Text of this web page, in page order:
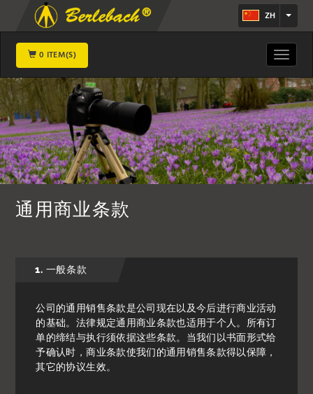
ZH
0 ITEM(S)
Toggle
通用商业条款
1. 一般条款
公司的通用销售条款是公司现在以及今后进行商业活动
的基础。法律规定通用商业条款也适用于个人。所有订
单的缔结与执行须依据这些条款。当我们以书面形式给
予确认时，商业条款使我们的通用销售条款得以保障，
其它的协议生效。